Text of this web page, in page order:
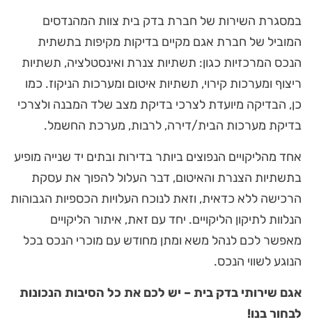
במסגרת השירות של חברת בדק בית צוות המהנדסים
המוביל של חברת אגם מקיים בדיקות מקיפות בתשתית
הנכס המרכזיות כגון: תשתיות צנרת ואינסטלציה, תשתיות
ריצוף ומערכות קירוי, תשתיות איטום ומערכות הניקוז. כמו
כן, הבדיקה מיועדת לצרכי בדיקת מצב שלד המבנה ולצרכי
בדיקת מערכות הבית/דירה, לרבות, מערכת החשמל.
אחד מהליקויים הנפוצים ביותר בדירות ובתים יד שנייה מופיע
בתשתיות הצנרת והאיטום, דבר העלול להפוך את עסקת
הרכישה ללא כדאית, וזאת לנוכח העלויות הכספיות הגבוהות
הנלוות לתיקון הליקויים. יחד עם זאת, איתור הליקויים
מאפשר לכם לנהל משא ומתן מחודש עם מוכרי הנכס בכל
הנוגע לשווי הנכס.
אגם שירותי בדק בית – יש לכם את כל הסיבות הנכונות
לבחור בנו!